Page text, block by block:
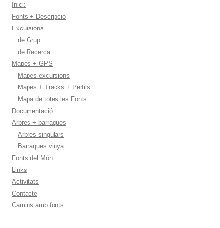
Inici:
Fonts + Descripció
Excursions
de Grup
de Recerca
Mapes + GPS
Mapes excursions
Mapes + Tracks + Perfils
Mapa de totes les Fonts
Documentació:
Arbres + barraques
Arbres singulars
Barraques vinya.
Fonts del Món
Links
Activitats
Contacte
Camins amb fonts